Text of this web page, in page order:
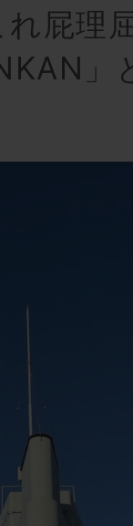
屁理
」